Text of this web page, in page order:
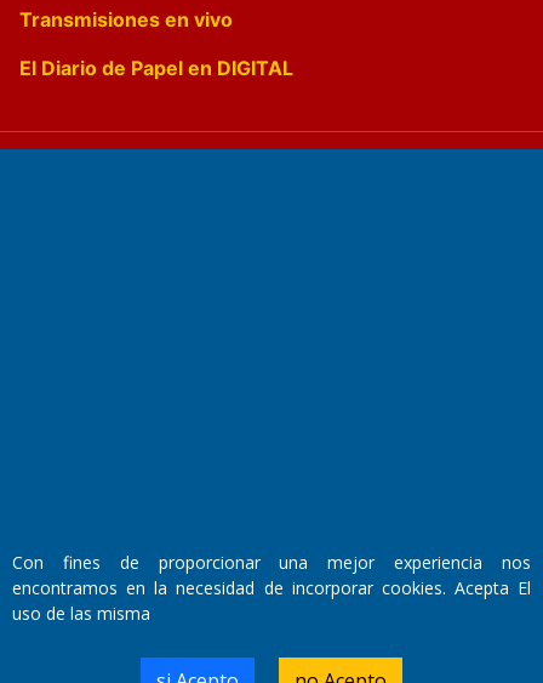
Transmisiones en vivo
El Diario de Papel en DIGITAL
Santa Rosa, La Pampa.
Número de Registro DNDA:
Con fines de proporcionar una mejor experiencia nos
encontramos en la necesidad de incorporar cookies. Acepta El
uso de las misma